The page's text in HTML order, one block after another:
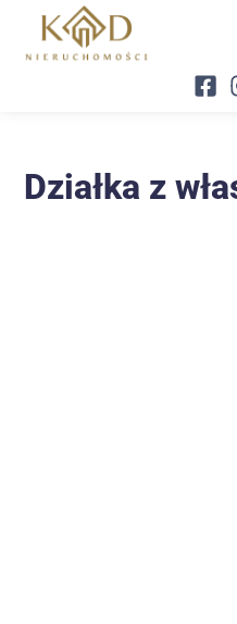
Działka z